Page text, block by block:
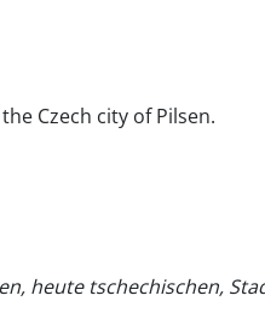
Czech city of Pilsen.
heute tschechischen,